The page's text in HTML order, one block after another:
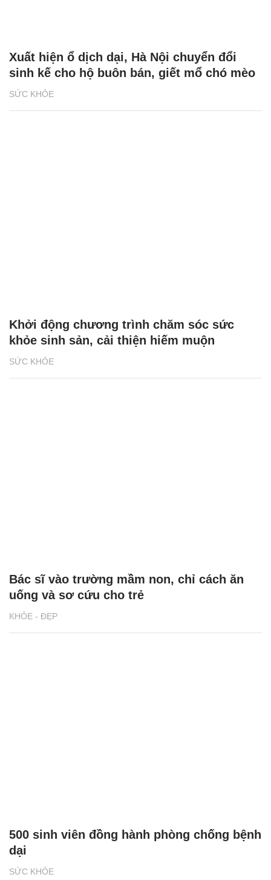
SỨC KHỎE
Xuất hiện ổ dịch dại, Hà Nội chuyển đổi
sinh kế cho hộ buôn bán, giết mổ chó mèo
SỨC KHỎE
Khởi động chương trình chăm sóc sức
khỏe sinh sản, cải thiện hiếm muộn
KHỎE - ĐẸP
Bác sĩ vào trường mầm non, chỉ cách ăn
uống và sơ cứu cho trẻ
SỨC KHỎE
500 sinh viên đồng hành phòng chống bệnh
dại